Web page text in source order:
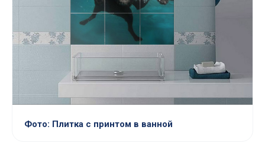
Фото: Плитка с принтом в ванной